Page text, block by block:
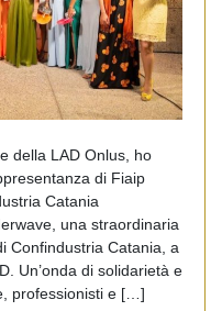
della LAD Onlus, ho
di Fiaip
Catania
una straordinaria
Confindustria Catania, a
Un’onda di solidarietà e
professionisti e […]